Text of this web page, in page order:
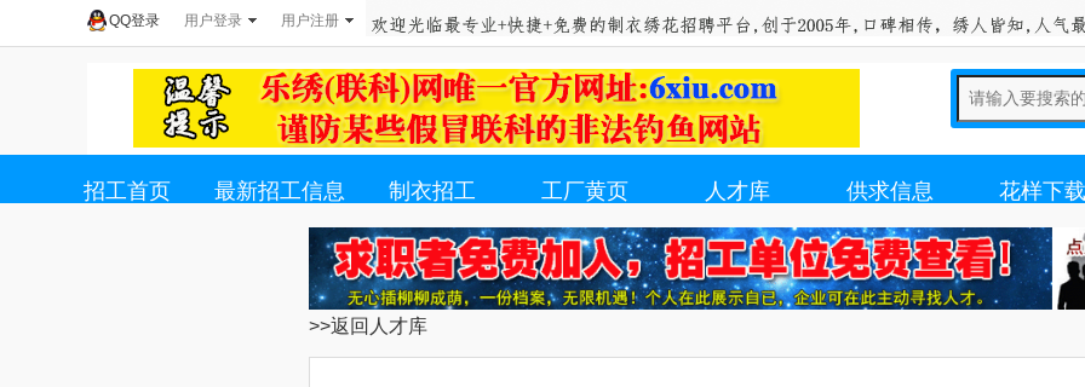
用户登录 用户注册
QQ登录
招工首页 最新招工信息 制衣招工 工厂黄页 人才库 供求信息 花样下载
>>返回人才库